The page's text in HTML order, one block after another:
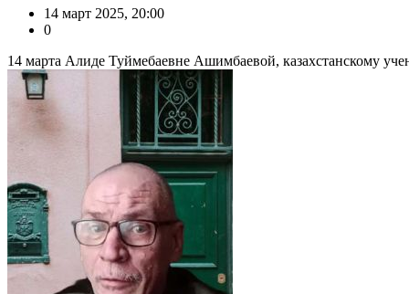
14 март 2025, 20:00
0
14 марта Алиде Туймебаевне Ашимбаевой, казахстанскому